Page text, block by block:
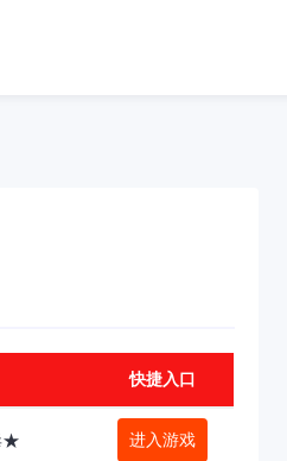
快捷入口
★ 进入游戏